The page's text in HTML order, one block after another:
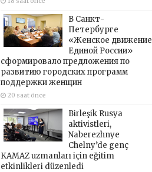
В Санкт-
Петербурге
«Женское движение
Единой России»
сформировало предложения по
развитию городских программ
поддержки женщин
20 saat önce
Birleşik Rusya
aktivistleri,
Naberezhnye
Chelny’de genç
KAMAZ uzmanları için eğitim
etkinlikleri düzenledi